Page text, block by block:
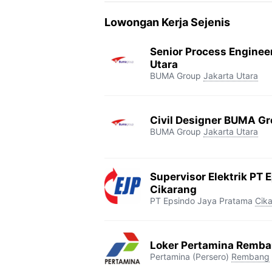
Lowongan Kerja Sejenis
Senior Process
Utara
BUMA Group Jakarta Utara
Civil Designer BUMA
BUMA Group Jakarta Utara
Supervisor Elektrik PT
Cikarang
PT Epsindo Jaya Pratama
Loker Pertamina
Pertamina (Persero) Rembang